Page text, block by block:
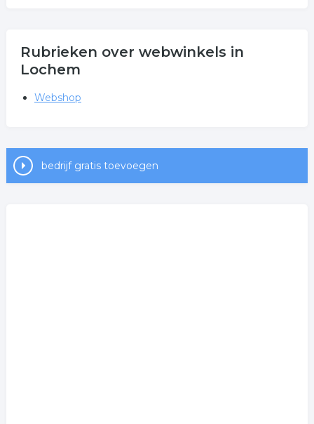
Rubrieken over webwinkels in
Lochem
Webshop
bedrijf gratis toevoegen